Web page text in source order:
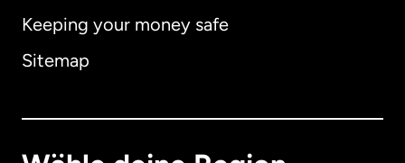
Keeping your money safe
Sitemap
Australien